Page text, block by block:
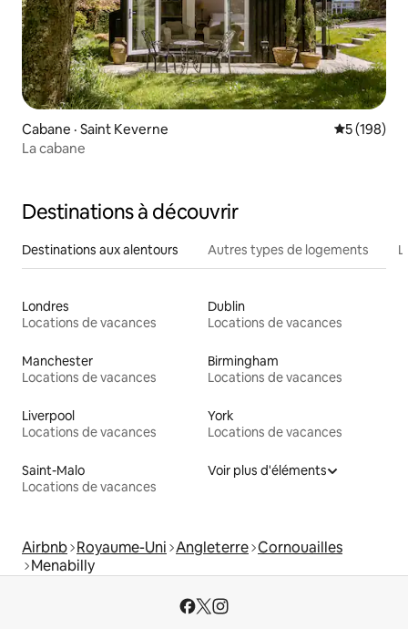
Cabane · Saint Keverne Note
5 (198)
La cabane
Destinations à découvrir
Destinations aux alentours Autres types de logements
Londres
Locations de vacances
Dublin
Locations de vacances
Manchester
Locations de vacances
Birmingham
Locations de vacances
Liverpool
Locations de vacances
York
Locations de vacances
Saint-Malo
Locations de vacances
Voir plus d'éléments
Airbnb Royaume-Uni Angleterre Cornouailles
Menabilly